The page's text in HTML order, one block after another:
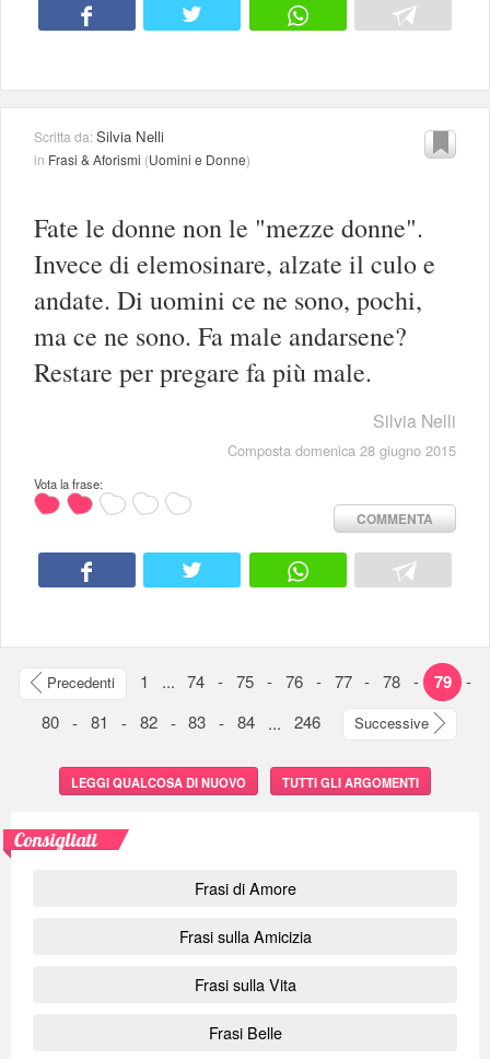
Scritta da:Silvia Nelli
in Frasi & Aforismi (Uomini e Donne)
Fate le donne non le "mezze donne".
Invece di elemosinare, alzate il culo e
andate. Di uomini ce ne sono, pochi,
ma ce ne sono. Fa male andarsene?
Restare per pregare fa più male.
Silvia Nelli
Composta domenica 28 giugno 2015
Vota la frase:
COMMENTA
Precedenti 1 ... 74 - 75 - 76 - 77 - 78 - 79
-
80 - 81 - 82 - 83 - 84 ... 246 Successive
LEGGI QUALCOSA DI NUOVO TUTTI GLI ARGOMENTI
Consigliati
Frasi di Amore
Frasi sulla Amicizia
Frasi sulla Vita
Frasi Belle